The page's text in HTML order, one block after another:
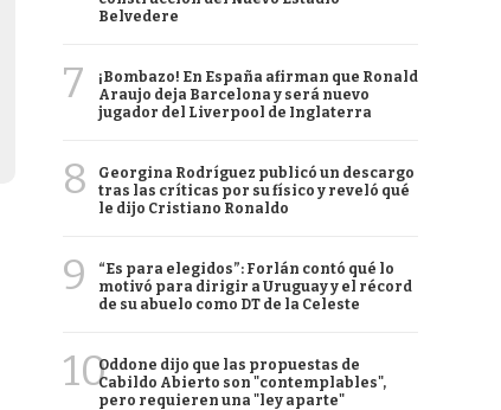
Belvedere
7
¡Bombazo! En España afirman que Ronald
Araujo deja Barcelona y será nuevo
jugador del Liverpool de Inglaterra
8
Georgina Rodríguez publicó un descargo
tras las críticas por su físico y reveló qué
le dijo Cristiano Ronaldo
9
“Es para elegidos”: Forlán contó qué lo
motivó para dirigir a Uruguay y el récord
de su abuelo como DT de la Celeste
10Oddone dijo que las propuestas de
Cabildo Abierto son "contemplables",
pero requieren una "ley aparte"